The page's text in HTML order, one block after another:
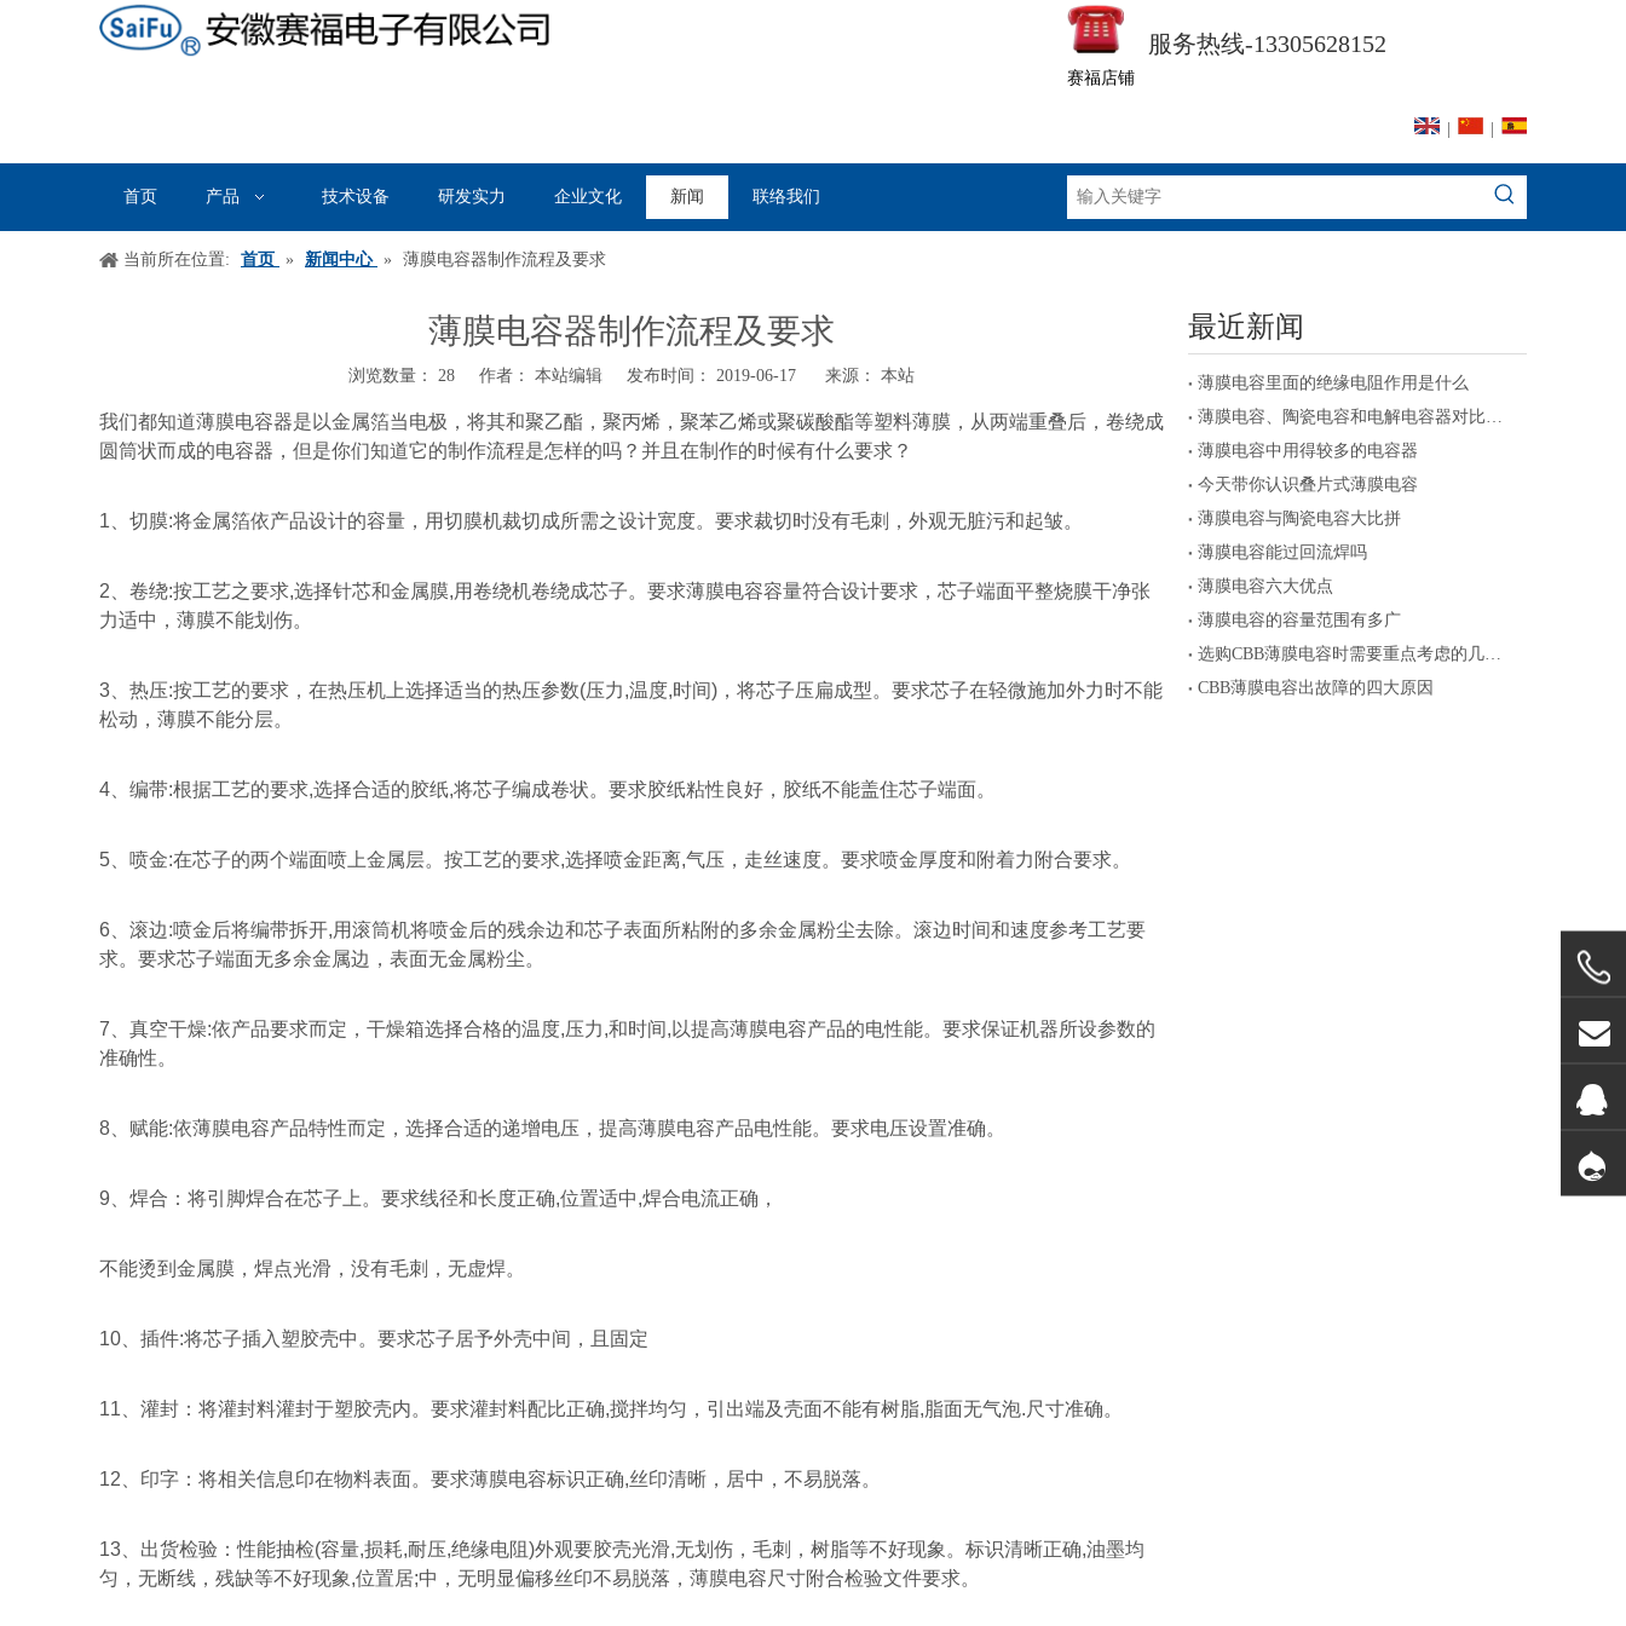
服务热线-13305628152
赛福店铺
首页 产品 技术设备 研发实力 企业文化 新闻 联络我们
当前所在位置: 首页 » 新闻中心 » 薄膜电容器制作流程及要求
薄膜电容器制作流程及要求
浏览数量： 28 作者： 本站编辑 发布时间： 2019-06-17 来源： 本站
["wechat","weibo","qzone","douban","email"]
我们都知道薄膜电容器是以金属箔当电极，将其和聚乙酯，聚丙烯，聚苯乙烯或聚碳酸酯等塑料薄膜，从两端重叠后，卷绕成
圆筒状而成的电容器，但是你们知道它的制作流程是怎样的吗？并且在制作的时候有什么要求？
1 、切膜:将金属箔依产品设计的容量，用切膜机裁切成所需之设计宽度。要求裁切时没有毛刺，外观无脏污和起皱。
2 、卷绕:按工艺之要求,选择针芯和金属膜,用卷绕机卷绕成芯子。要求薄膜电容容量符合设计要求，芯子端面平整烧膜干净张
力适中，薄膜不能划伤。
3 、热压:按工艺的要求，在热压机上选择适当的热压参数(压力,温度,时间) ，将芯子压扁成型。要求芯子在轻微施加外力时不能
松动，薄膜不能分层。
4 、编带:根据工艺的要求,选择合适的胶纸,将芯子编成卷状。要求胶纸粘性良好，胶纸不能盖住芯子端面。
5 、喷金:在芯子的两个端面喷上金属层。按工艺的要求,选择喷金距离,气压，走丝速度。要求喷金厚度和附着力附合要求。
6 、滚边:喷金后将编带拆开,用滚筒机将喷金后的残余边和芯子表面所粘附的多余金属粉尘去除。滚边时间和速度参考工艺要
求。要求芯子端面无多余金属边，表面无金属粉尘。
7 、真空干燥:依产品要求而定，干燥箱选择合格的温度,压力,和时间, 以提高薄膜电容产品的电性能。要求保证机器所设参数的
准确性。
8 、赋能:依薄膜电容产品特性而定，选择合适的递增电压，提高薄膜电容产品电性能。要求电压设置准确。
9 、焊合：将引脚焊合在芯子上。要求线径和长度正确,位置适中,焊合电流正确，
不能烫到金属膜，焊点光滑，没有毛刺，无虚焊。
10 、插件:将芯子插入塑胶壳中。要求芯子居予外壳中间，且固定
11 、灌封：将灌封料灌封于塑胶壳内。要求灌封料配比正确,搅拌均匀，引出端及壳面不能有树脂, 脂面无气泡.尺寸准确。
12 、印字：将相关信息印在物料表面。要求薄膜电容标识正确,丝印清晰，居中，不易脱落。
13 、出货检验：性能抽检(容量,损耗,耐压,绝缘电阻)外观要胶壳光滑,无划伤，毛刺，树脂等不好现象。标识清晰正确,油墨均
匀，无断线，残缺等不好现象,位置居;中，无明显偏移丝印不易脱落，薄膜电容尺寸附合检验文件要求。
最近新闻
薄膜电容里面的绝缘电阻作用是什么
薄膜电容、陶瓷电容和电解电容器对比及注意事项
薄膜电容中用得较多的电容器
今天带你认识叠片式薄膜电容
薄膜电容与陶瓷电容大比拼
薄膜电容能过回流焊吗
薄膜电容六大优点
薄膜电容的容量范围有多广
选购CBB薄膜电容时需要重点考虑的几个参数
CBB薄膜电容出故障的四大原因